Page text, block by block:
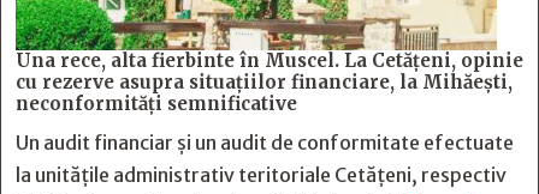
Una rece, alta fierbinte în Muscel. La Cetăţeni, opinie
cu rezerve asupra situaţiilor financiare, la Mihăeşti,
neconformităţi semnificative
Un audit financiar și un audit de conformitate efectuate
la unitățile administrativ teritoriale Cetățeni, respectiv